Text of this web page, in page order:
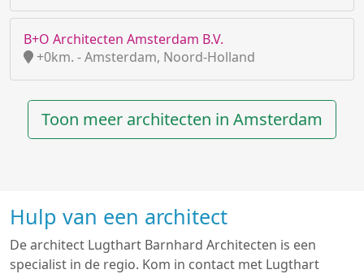
B+O Architecten Amsterdam B.V.
+0km. - Amsterdam, Noord-Holland
Toon meer architecten in Amsterdam
Hulp van een architect
De architect Lugthart Barnhard Architecten is een
specialist in de regio. Kom in contact met Lugthart